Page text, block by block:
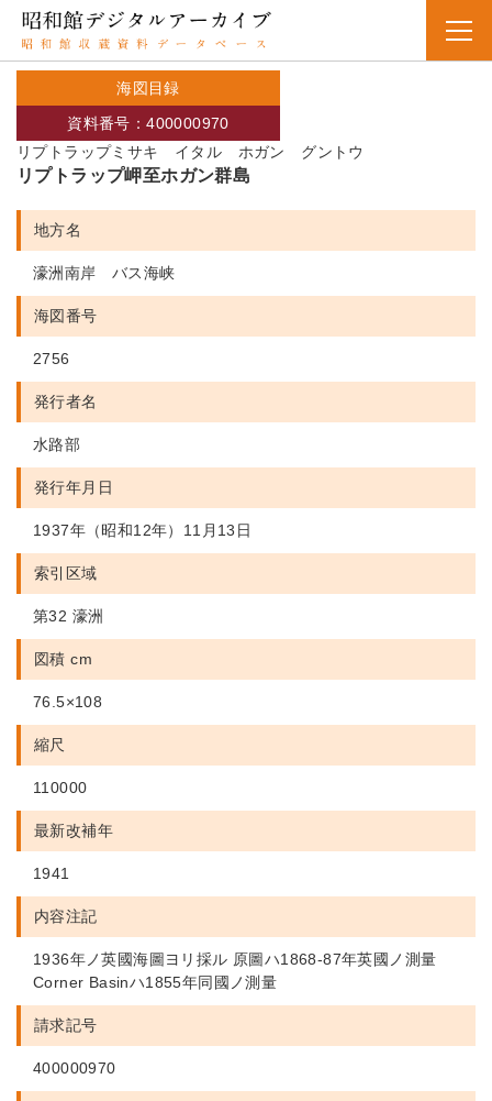
海図目録
リプトラップミサキ イタル ホガン グントウ
資料番号：400000970
リプトラップ岬至ホガン群島
地方名
濠洲南岸 バス海峡
海図番号
2756
発行者名
水路部
発行年月日
1937年（昭和12年）11月13日
索引区域
第32 濠洲
図積 cm
76.5×108
縮尺
110000
最新改補年
1941
内容注記
1936年ノ英國海圖ヨリ採ル 原圖ハ1868-87年英國ノ測量
Corner Basinハ1855年同國ノ測量
請求記号
400000970